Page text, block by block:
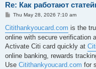
Re: Как работают
P
s
t
Thu May 28, 2026 7:10 am
Citithankyoucard.com is the
online with secure verification
Activate Citi card quickly at
online banking, rewards
Use Citithankyoucard.com for